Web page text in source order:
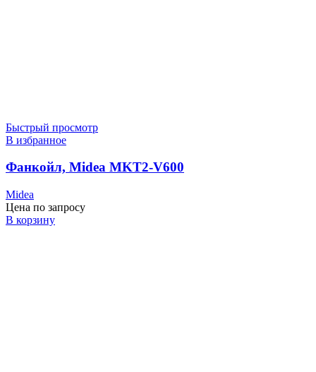
Быстрый просмотр
В избранное
Фанкойл, Midea MKT2-V600
Midea
Цена по запросу
В корзину